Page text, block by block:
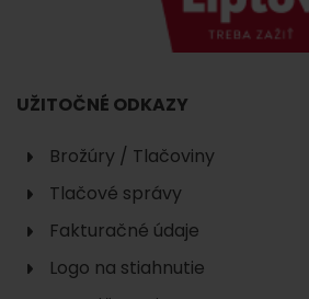
UŽITOČNÉ ODKAZY
Brožúry / Tlačoviny
Tlačové správy
Fakturačné údaje
Logo na stiahnutie